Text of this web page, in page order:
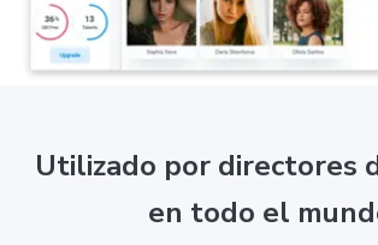
Utilizado por directores
en todo el